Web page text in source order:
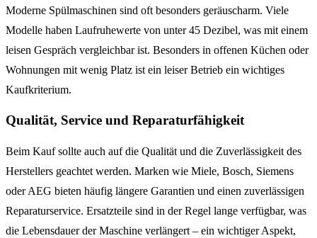
Moderne Spülmaschinen sind oft besonders geräuscharm. Viele
Modelle haben Laufruhewerte von unter 45 Dezibel, was mit einem
leisen Gespräch vergleichbar ist. Besonders in offenen Küchen oder
Wohnungen mit wenig Platz ist ein leiser Betrieb ein wichtiges
Kaufkriterium.
Qualität, Service und Reparaturfähigkeit
Beim Kauf sollte auch auf die Qualität und die Zuverlässigkeit des
Herstellers geachtet werden. Marken wie Miele, Bosch, Siemens
oder AEG bieten häufig längere Garantien und einen zuverlässigen
Reparaturservice. Ersatzteile sind in der Regel lange verfügbar, was
die Lebensdauer der Maschine verlängert – ein wichtiger Aspekt,